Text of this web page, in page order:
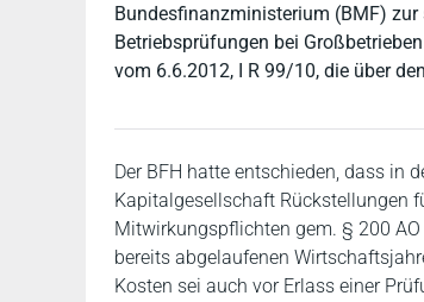
Bundesfinanzministerium (BMF)
Betriebsprüfungen bei
vom 6.6.2012, I R 99/10, die über
Der BFH hatte entschieden, dass in
Kapitalgesellschaft Rückstellungen
Mitwirkungspflichten gem. § 200
bereits abgelaufenen
Kosten sei auch vor Erlass einer